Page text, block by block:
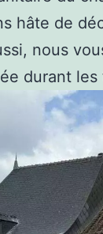
hâte de
nous
durant les